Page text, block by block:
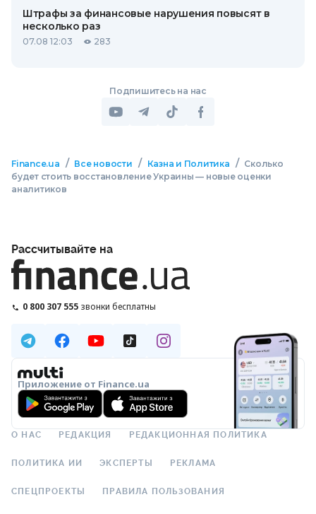
Штрафы за финансовые нарушения повысят в
несколько раз
07.08 12:03 283
Подпишитесь на нас
Finance.ua / Все новости / Казна и Политика / Сколько
будет стоить восстановление Украины — новые оценки
аналитиков
Рассчитывайте на
0 800 307 555 звонки бесплатны
Приложение от Finance.ua
О НАС РЕДАКЦИЯ РЕДАКЦИОННАЯ ПОЛИТИКА
ПОЛИТИКА ИИ ЭКСПЕРТЫ РЕКЛАМА
СПЕЦПРОЕКТЫ ПРАВИЛА ПОЛЬЗОВАНИЯ